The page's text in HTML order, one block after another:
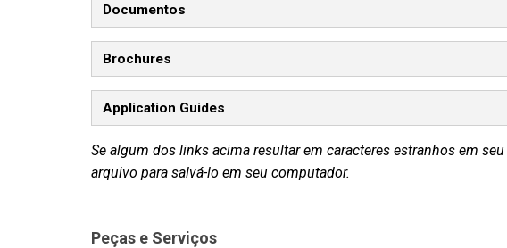
Documentos
Brochures
Application Guides
Se algum dos links acima resultar em caracteres estranhos em
arquivo para salvá-lo em seu computador.
Peças e Serviços